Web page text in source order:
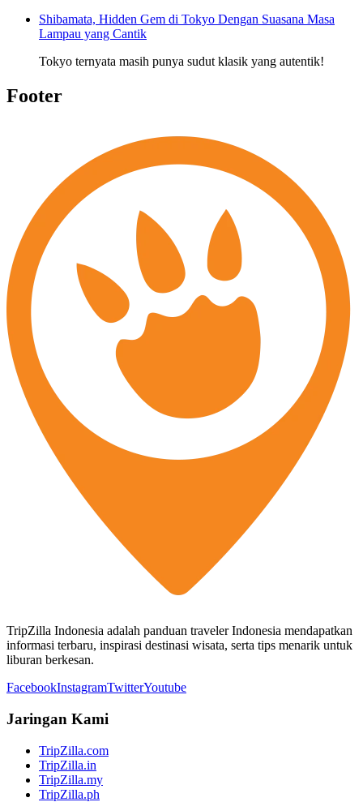
Shibamata, Hidden Gem di Tokyo Dengan Suasana Masa
Lampau yang Cantik
Tokyo ternyata masih punya sudut klasik yang autentik!
Footer
TripZilla Indonesia adalah panduan traveler Indonesia mendapatkan
informasi terbaru, inspirasi destinasi wisata, serta tips menarik untuk
liburan berkesan.
FacebookInstagramTwitterYoutube
Jaringan Kami
TripZilla.com
TripZilla.in
TripZilla.my
TripZilla.ph